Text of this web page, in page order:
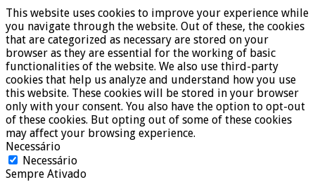
This website uses cookies to improve your experience while
you navigate through the website. Out of these, the cookies
that are categorized as necessary are stored on your
browser as they are essential for the working of basic
functionalities of the website. We also use third-party
cookies that help us analyze and understand how you use
this website. These cookies will be stored in your browser
only with your consent. You also have the option to opt-out
of these cookies. But opting out of some of these cookies
may affect your browsing experience.
Necessário
Necessário
Sempre Ativado